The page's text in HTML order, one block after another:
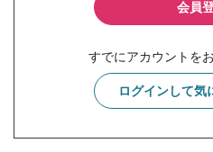
会員
すでにアカウントを
ログインして気